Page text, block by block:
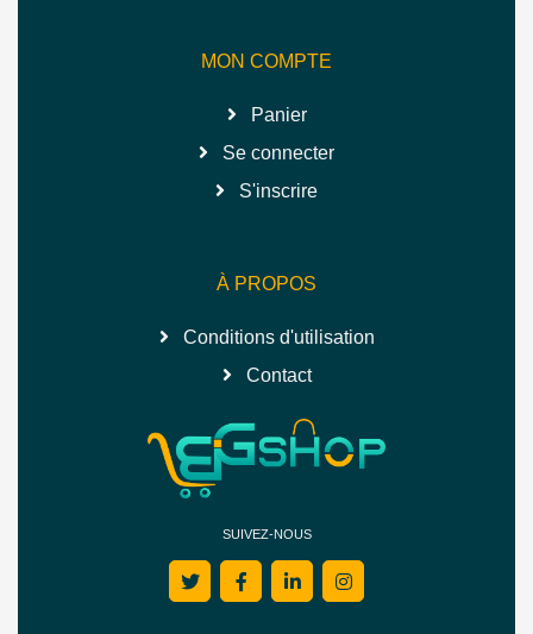
MON COMPTE
Panier
Se connecter
S'inscrire
À PROPOS
Conditions d'utilisation
Contact
SUIVEZ-NOUS